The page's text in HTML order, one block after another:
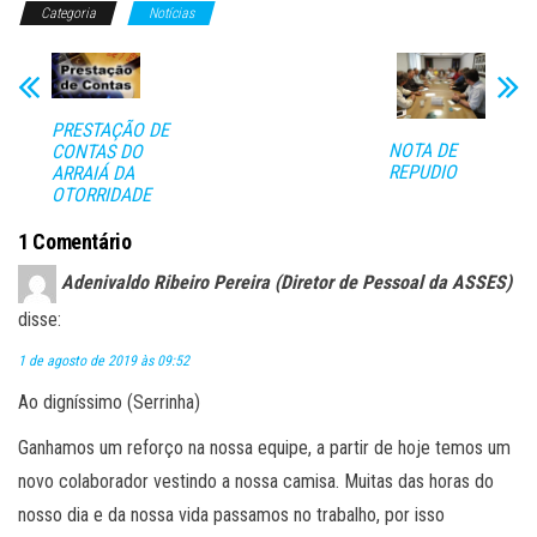
bo
ok
tt
er
ail ts
Categoria Notícias
PRESTAÇÃO DE
CONTAS DO
ARRAIÁ DA
OTORRIDADE
NOTA DE
REPUDIO
1 Comentário
Adenivaldo Ribeiro Pereira (Diretor de Pessoal da ASSES)
disse:
1 de agosto de 2019 às 09:52
Ao digníssimo (Serrinha)
Ganhamos um reforço na nossa equipe, a partir de hoje temos um
novo colaborador vestindo a nossa camisa. Muitas das horas do
nosso dia e da nossa vida passamos no trabalho, por isso